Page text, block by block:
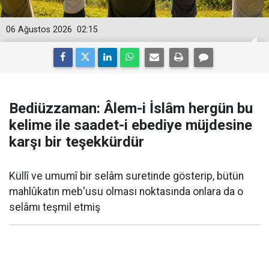
02:15
06 Ağustos 2026
Bediüzzaman: Âlem-i İslâm hergün bu
kelime ile saadet-i ebediye müjdesine
karşı bir teşekkürdür
Küllî ve umumî bir selâm suretinde gösterip, bütün
mahlûkatın meb'usu olması noktasında onlara da o
selâmı teşmil etmiş